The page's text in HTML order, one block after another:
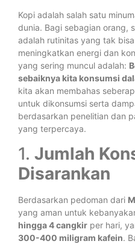
Kopi adalah salah satu
dunia. Bagi sebagian orang,
adalah rutinitas yang tak
meningkatkan energi dan
yang sering muncul adalah:
sebaiknya kita konsumsi
kita akan membahas
untuk dikonsumsi serta
berdasarkan penelitian dan
yang terpercaya.
1. Jumlah
Disarankan
Berdasarkan pedoman dari
yang aman untuk
hingga 4 cangkir per hari,
300-400 miligram kafein.